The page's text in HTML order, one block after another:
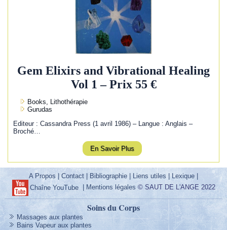
Gem Elixirs and Vibrational Healing
Vol 1 – Prix 55 €
Books, Lithothérapie
Gurudas
Editeur : Cassandra Press (1 avril 1986) – Langue : Anglais –
Broché…
En Savoir Plus
A Propos |Contact | Bibliographie | Liens utiles| Lexique |
Chaîne YouTube| Mentions légales © SAUT DE L'ANGE 2022
Soins du Corps
Massages aux plantes
Bains Vapeur aux plantes